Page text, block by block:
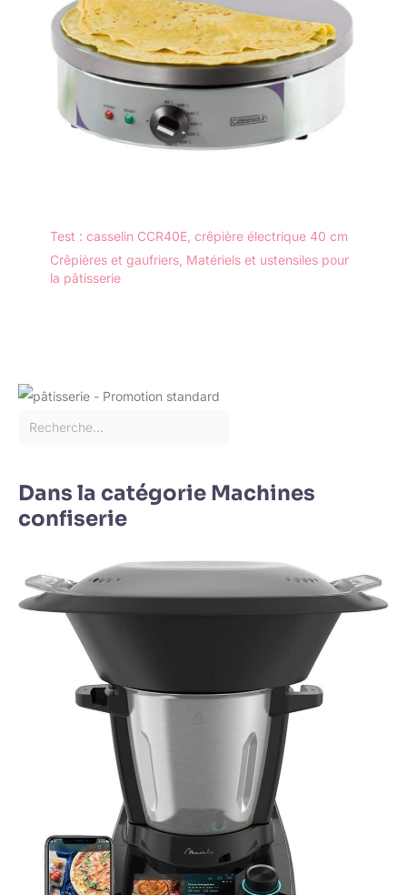
de travail et se range
facilement dans la
plupart des placards.
Une solution idéale pour
les cuisines de toutes
Test : casselin CCR40E, crêpière électrique 40 cm
Crêpières et gaufriers Matériels et ustensiles pour
la pâtisserie
Dans la catégorie Machines
confiserie